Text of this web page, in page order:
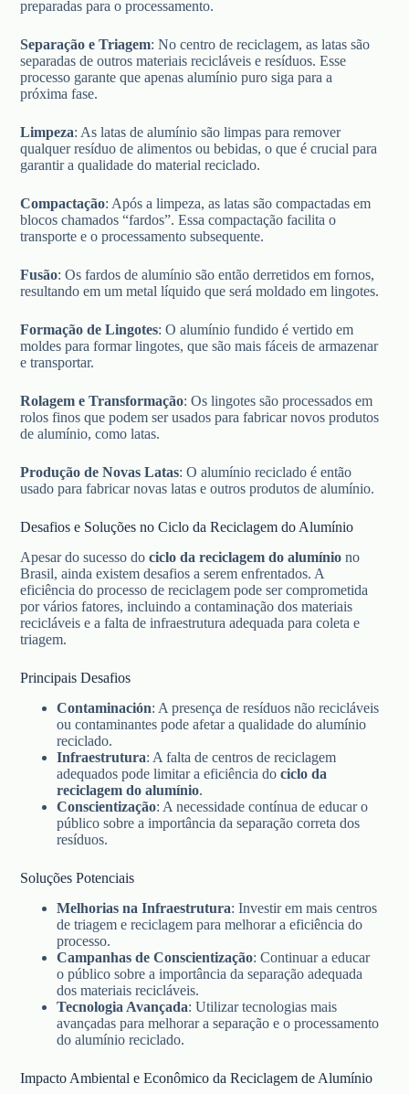
preparadas para o processamento.
Separação e Triagem: No centro de reciclagem, as latas são
separadas de outros materiais recicláveis e resíduos. Esse
processo garante que apenas alumínio puro siga para a
próxima fase.
Limpeza: As latas de alumínio são limpas para remover
qualquer resíduo de alimentos ou bebidas, o que é crucial para
garantir a qualidade do material reciclado.
Compactação: Após a limpeza, as latas são compactadas em
blocos chamados “fardos”. Essa compactação facilita o
transporte e o processamento subsequente.
Fusão: Os fardos de alumínio são então derretidos em fornos,
resultando em um metal líquido que será moldado em lingotes.
Formação de Lingotes: O alumínio fundido é vertido em
moldes para formar lingotes, que são mais fáceis de armazenar
e transportar.
Rolagem e Transformação: Os lingotes são processados em
rolos finos que podem ser usados para fabricar novos produtos
de alumínio, como latas.
Produção de Novas Latas: O alumínio reciclado é então
usado para fabricar novas latas e outros produtos de alumínio.
Desafios e Soluções no Ciclo da Reciclagem do Alumínio
Apesar do sucesso dociclo da reciclagem do alumínio no
Brasil, ainda existem desafios a serem enfrentados. A
eficiência do processo de reciclagem pode ser comprometida
por vários fatores, incluindo a contaminação dos materiais
recicláveis e a falta de infraestrutura adequada para coleta e
triagem.
Principais Desafios
Contaminación: A presença de resíduos não recicláveis
ou contaminantes pode afetar a qualidade do alumínio
reciclado.
Infraestrutura: A falta de centros de reciclagem
adequados pode limitar a eficiência dociclo da
reciclagem do alumínio.
Conscientização: A necessidade contínua de educar o
público sobre a importância da separação correta dos
resíduos.
Soluções Potenciais
Melhorias na Infraestrutura: Investir em mais centros
de triagem e reciclagem para melhorar a eficiência do
processo.
Campanhas de Conscientização: Continuar a educar
o público sobre a importância da separação adequada
dos materiais recicláveis.
Tecnologia Avançada: Utilizar tecnologias mais
avançadas para melhorar a separação e o processamento
do alumínio reciclado.
Impacto Ambiental e Econômico da Reciclagem de Alumínio